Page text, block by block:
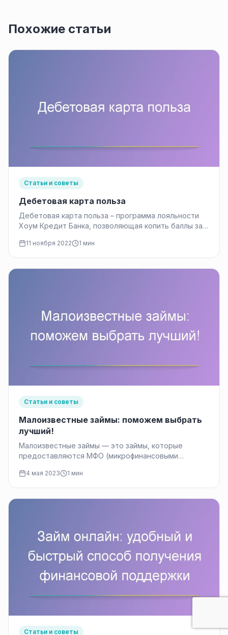
Похожие статьи
Статьи и советы
Дебетовая карта польза
Дебетовая карта польза – программа лояльности
Хоум Кредит Банка, позволяющая копить баллы за
11 ноября 2022 1 мин
Статьи и советы
Малоизвестные займы: поможем выбрать
лучший!
Малоизвестные займы — это займы, которые
предоставляются МФО (микрофинансовыми
организациями, которые не так широко…
4 мая 2023 1 мин
Статьи и советы